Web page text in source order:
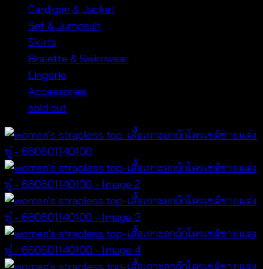
Cardigan & Jacket
Set & Jumpsuit
Skirts
Bralette & Swimwear
Lingerie
Accessories
sold out